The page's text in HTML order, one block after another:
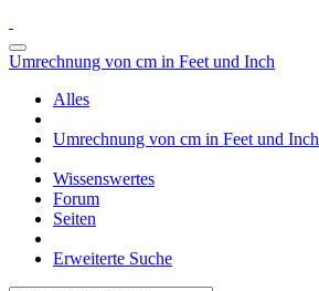
Umrechnung von cm in Feet und Inch
Alles
Umrechnung von cm in Feet und Inch
Wissenswertes
Forum
Seiten
Erweiterte Suche